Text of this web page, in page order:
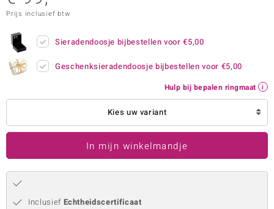
Paraíso
Prijs inclusief btw
Sieradendoosje bijbestellen voor€5,00
Geschenksieradendoosje bijbestellen voor €5,00
Hulp bij bepalen ringmaat
Kies uw variant
In mijn winkelmandje
Inclusief Echtheidscertificaat